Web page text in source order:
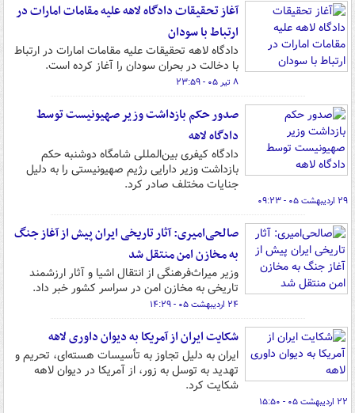
آغاز تحقیقات دادگاه لاهه علیه مقامات امارات در
ارتباط با سودان
دادگاه لاهه تحقیقات علیه مقامات امارات در ارتباط
با دخالت در بحران سودان را آغاز کرده است.
۸ تیر ۰۵ - ۲۳:۵۹
صدور حکم بازداشت وزیر صهیونیست توسط
دادگاه لاهه
دادگاه کیفری بین‌المللی شامگاه دوشنبه حکم
بازداشت وزیر دارایی رژیم صهیونیستی را به دلیل
جنایات مختلف صادر کرد.
۲۹ اردیبهشت ۰۵ - ۰۹:۲۳
صالحی‌امیری: آثار تاریخی ایران پیش از آغاز جنگ
به مخازن امن منتقل شد
وزیر میراث‌فرهنگی از انتقال اشیا و آثار ارزشمند
تاریخی به مخازن امن در سراسر کشور خبر داد.
۲۴ اردیبهشت ۰۵ - ۱۴:۲۹
شکایت ایران از آمریکا به دیوان داوری لاهه
ایران به دلیل تجاوز به تأسیسات هسته‌ای، تحریم و
تهدید به توسل به زور، از آمریکا در دیوان لاهه
شکایت کرد.
۲۲ اردیبهشت ۰۵ - ۱۵:۵۰